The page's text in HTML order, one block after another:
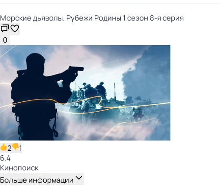
Морские дьяволы. Рубежи Родины 1 сезон 8-я серия
0
2
1
6.4
Кинопоиск
Больше информации